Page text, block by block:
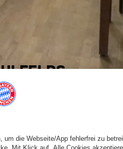
Nach der erzwungenen
zurück in einen Spielbetrieb
kleiner Test für einen
alle Sportvereine, die einem